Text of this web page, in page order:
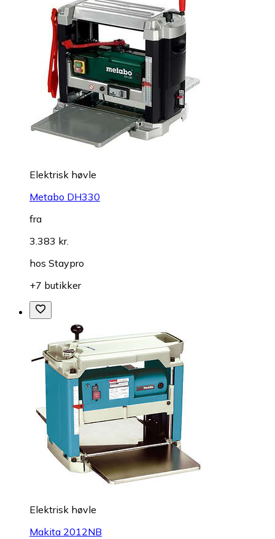
Elektrisk høvle
Metabo DH330
fra
3.383 kr.
hos Staypro
+7 butikker
Elektrisk høvle
Makita 2012NB